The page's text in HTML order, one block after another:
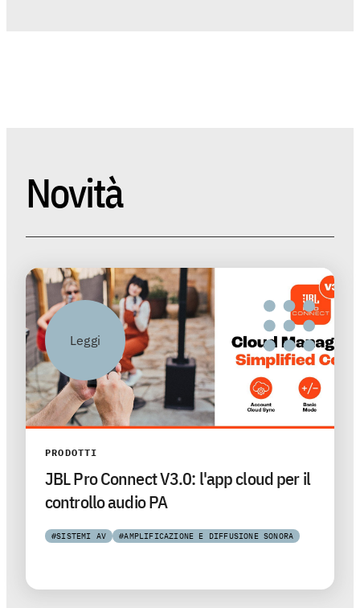
Novità
Leggi
PRODOTTI
JBL Pro Connect V3.0: l'app cloud per il
controllo audio PA
#SISTEMI AV #AMPLIFICAZIONE E DIFFUSIONE SONORA